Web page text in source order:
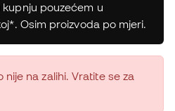
pouzećem u
Osim proizvoda po mjeri.
na zalihi. Vratite se za